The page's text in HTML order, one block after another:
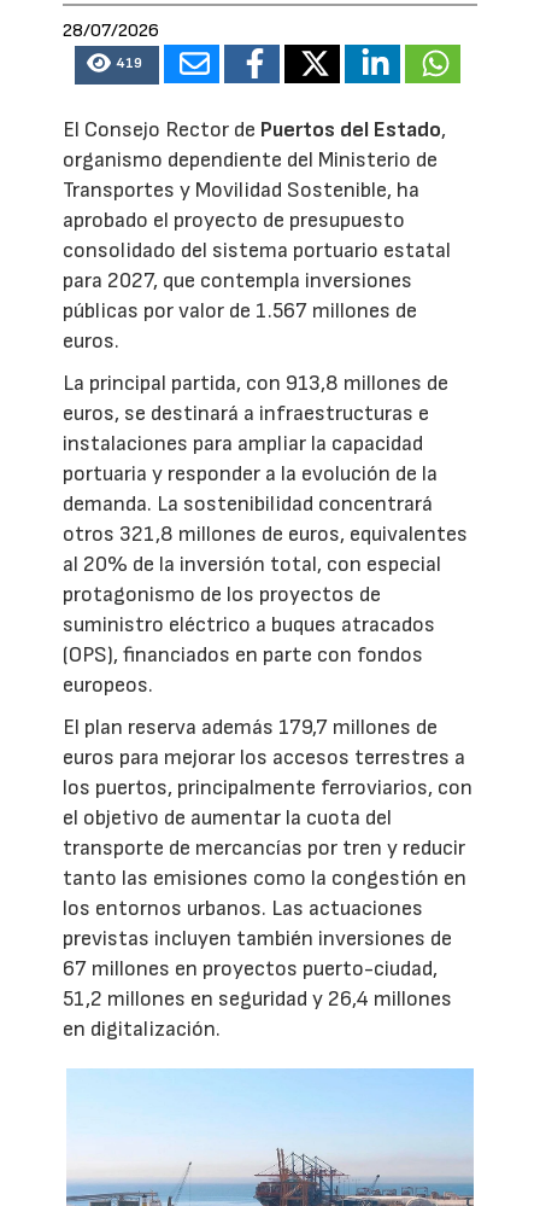
28/07/2026
419
El Consejo Rector de Puertos del Estado,
organismo dependiente del Ministerio de
Transportes y Movilidad Sostenible, ha
aprobado el proyecto de presupuesto
consolidado del sistema portuario estatal
para 2027, que contempla inversiones
públicas por valor de 1.567 millones de
euros.
La principal partida, con 913,8 millones de
euros, se destinará a infraestructuras e
instalaciones para ampliar la capacidad
portuaria y responder a la evolución de la
demanda. La sostenibilidad concentrará
otros 321,8 millones de euros, equivalentes
al 20% de la inversión total, con especial
protagonismo de los proyectos de
suministro eléctrico a buques atracados
(OPS), financiados en parte con fondos
europeos.
El plan reserva además 179,7 millones de
euros para mejorar los accesos terrestres a
los puertos, principalmente ferroviarios, con
el objetivo de aumentar la cuota del
transporte de mercancías por tren y reducir
tanto las emisiones como la congestión en
los entornos urbanos. Las actuaciones
previstas incluyen también inversiones de
67 millones en proyectos puerto-ciudad,
51,2 millones en seguridad y 26,4 millones
en digitalización.